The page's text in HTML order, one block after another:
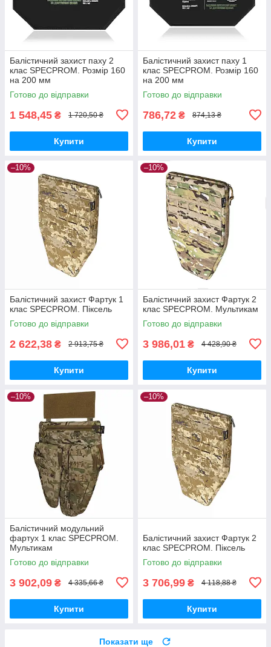
Балістичний захист паху 2
клас SPECPROM. Розмір 160
на 200 мм
Готово до відправки
1 548,45 ₴ 1 720,50 ₴
Купити
Балістичний захист паху 1
клас SPECPROM. Розмір 160
на 200 мм
Готово до відправки
786,72 ₴ 874,13 ₴
Купити
–10%
Балістичний захист Фартук 1
клас SPECPROM. Піксель
Готово до відправки
2 622,38 ₴ 2 913,75 ₴
Купити
–10%
Балістичний захист Фартук 2
клас SPECPROM. Мультикам
Готово до відправки
3 986,01 ₴ 4 428,90 ₴
Купити
–10%
Балістичний модульний
фартух 1 клас SPECPROM.
Мультикам
Готово до відправки
3 902,09 ₴ 4 335,66 ₴
Купити
–10%
Балістичний захист Фартук 2
клас SPECPROM. Піксель
Готово до відправки
3 706,99 ₴ 4 118,88 ₴
Купити
Показати ще